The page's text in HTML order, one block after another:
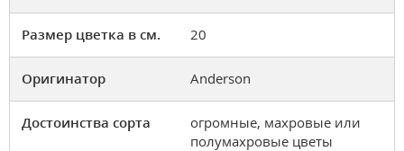
Размер цветка в см. 20
Оригинатор Anderson
Достоинства сорта
огромные, махровые или
полумахровые цветы